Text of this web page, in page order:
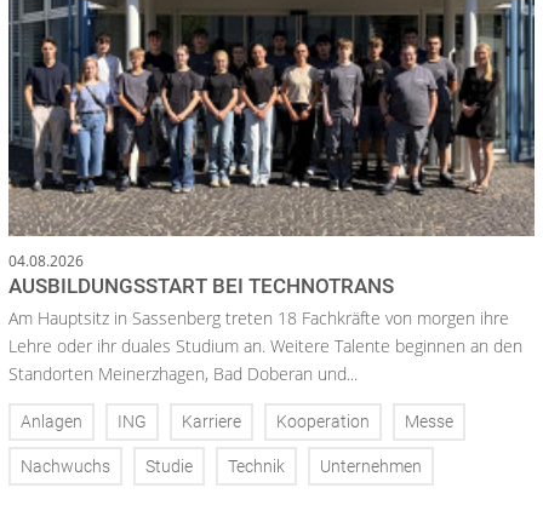
04.08.2026
AUSBILDUNGSSTART BEI TECHNOTRANS
Am Hauptsitz in Sassenberg treten 18 Fachkräfte von morgen ihre
Lehre oder ihr duales Studium an. Weitere Talente beginnen an den
Standorten Meinerzhagen, Bad Doberan und...
Anlagen ING Karriere Kooperation Messe
Nachwuchs Studie Technik Unternehmen